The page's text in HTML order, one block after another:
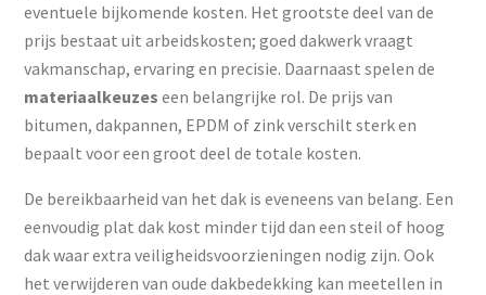
eventuele bijkomende kosten. Het grootste deel van de
prijs bestaat uit arbeidskosten; goed dakwerk vraagt
vakmanschap, ervaring en precisie. Daarnaast spelen de
materiaalkeuzes een belangrijke rol. De prijs van
bitumen, dakpannen, EPDM of zink verschilt sterk en
bepaalt voor een groot deel de totale kosten.
De bereikbaarheid van het dak is eveneens van belang. Een
eenvoudig plat dak kost minder tijd dan een steil of hoog
dak waar extra veiligheidsvoorzieningen nodig zijn. Ook
het verwijderen van oude dakbedekking kan meetellen in